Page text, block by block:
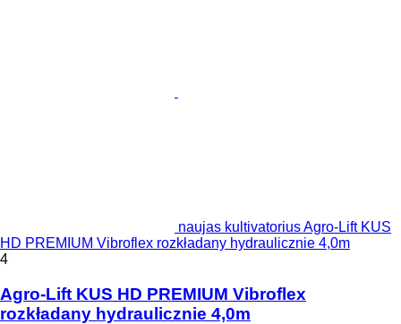
naujas kultivatorius Agro-Lift KUS
HD PREMIUM Vibroflex rozkładany hydraulicznie 4,0m
4
Agro-Lift KUS HD PREMIUM Vibroflex
rozkładany hydraulicznie 4,0m